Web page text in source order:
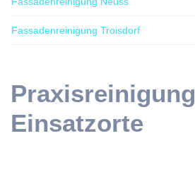
Fassadenreinigung Troisdorf
Praxisreinigung
Einsatzorte